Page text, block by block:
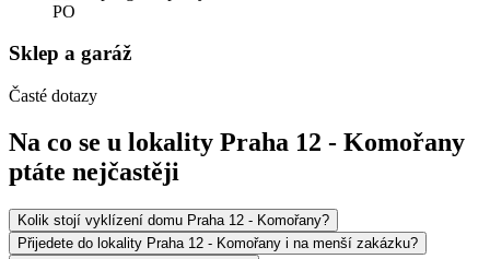
PO
Sklep a garáž
Časté dotazy
Na co se u lokality Praha 12 - Komořany
ptáte nejčastěji
Kolik stojí vyklízení domu Praha 12 - Komořany?
Přijedete do lokality Praha 12 - Komořany i na menší zakázku?